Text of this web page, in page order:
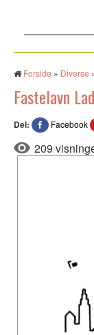
Forside » Diverse
Fastelavn
Del: Facebook
209